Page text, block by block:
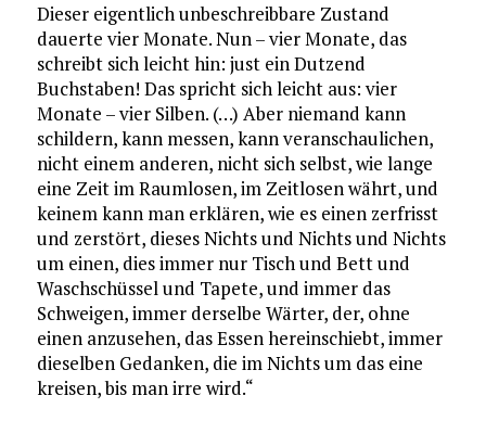
Dieser eigentlich unbeschreibbare Zustand
dauerte vier Monate. Nun – vier Monate, das
schreibt sich leicht hin: just ein Dutzend
Buchstaben! Das spricht sich leicht aus: vier
Monate – vier Silben. (…) Aber niemand kann
schildern, kann messen, kann veranschaulichen,
nicht einem anderen, nicht sich selbst, wie lange
eine Zeit im Raumlosen, im Zeitlosen währt, und
keinem kann man erklären, wie es einen zerfrisst
und zerstört, dieses Nichts und Nichts und Nichts
um einen, dies immer nur Tisch und Bett und
Waschschüssel und Tapete, und immer das
Schweigen, immer derselbe Wärter, der, ohne
einen anzusehen, das Essen hereinschiebt, immer
dieselben Gedanken, die im Nichts um das eine
kreisen, bis man irre wird.“